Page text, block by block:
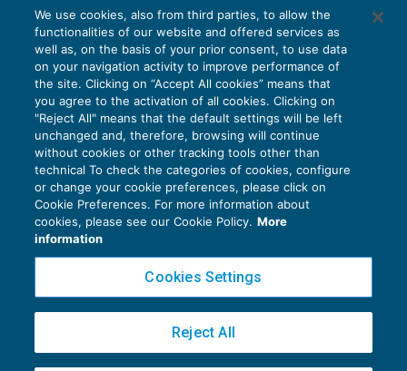
Privacy Policy
Cookie Policy
Copyright 2016 ©Gruppo Euroconference S.p.A.v2.32.2
Piazza Luigi Einaudi, 10N01 - 20124 Milano - info@ecnews.it
We use cookies, also from third parties, to allow the
functionalities of our website and offered services as
well as, on the basis of your prior consent, to use data
on your navigation activity to improve performance of
the site. Clicking on “Accept All cookies” means that
you agree to the activation of all cookies. Clicking on
"Reject All" means that the default settings will be left
unchanged and, therefore, browsing will continue
without cookies or other tracking tools other than
technical To check the categories of cookies, configure
or change your cookie preferences, please click on
Cookie Preferences. For more information about
cookies, please see our Cookie Policy. More
information
Cookies Settings
Reject All